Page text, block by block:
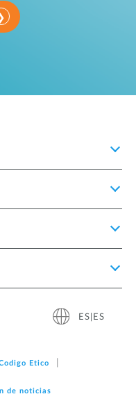
ES|ES
Etico
de noticias